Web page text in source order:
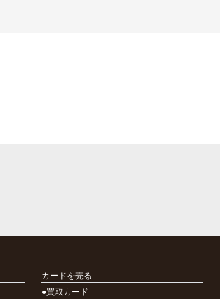
カードを売る
●買取カード